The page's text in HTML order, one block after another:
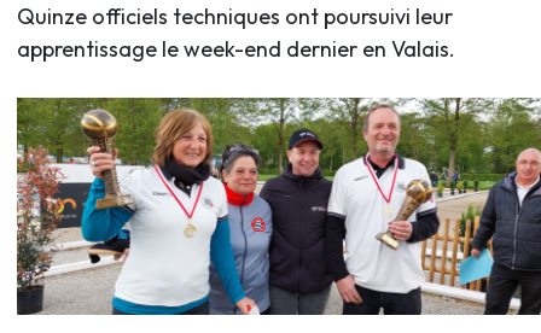
Quinze officiels techniques ont poursuivi leur
apprentissage le week-end dernier en Valais.